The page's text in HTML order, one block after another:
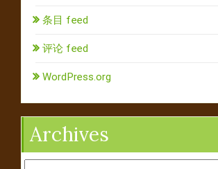
条目 feed
评论 feed
WordPress.org
Archives